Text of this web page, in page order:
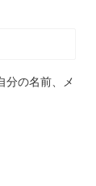
分の名前、メ